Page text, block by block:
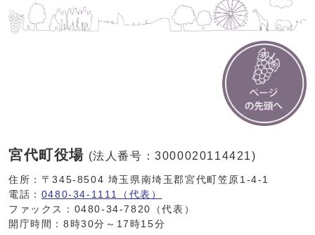
宮代町役場 (法人番号：3000020114421)
住所：〒345-8504 埼玉県南埼玉郡宮代町笠原1-4-1
電話： 0480-34-1111（代表）
ファックス：0480-34-7820（代表）
開庁時間：8時30分～17時15分